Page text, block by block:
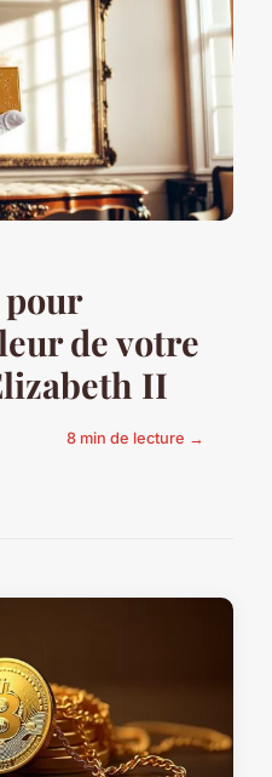
de votre
II
8 min de lecture →